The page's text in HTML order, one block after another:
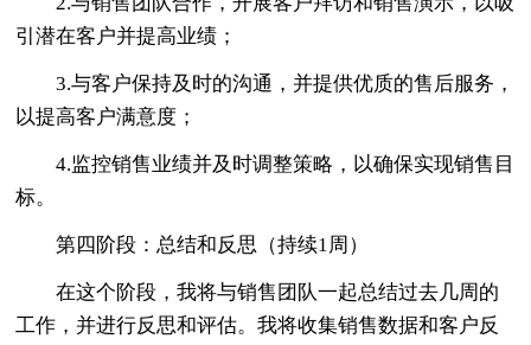
引潜在客户并提高业绩；
3.与客户保持及时的沟通，并提供优质的售后服务，
以提高客户满意度；
4.监控销售业绩并及时调整策略，以确保实现销售目
标。
第四阶段：总结和反思（持续1周）
在这个阶段，我将与销售团队一起总结过去几周的
工作，并进行反思和评估。我将收集销售数据和客户反